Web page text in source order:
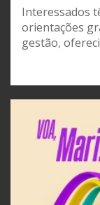
Interessados
orientações
gestão,